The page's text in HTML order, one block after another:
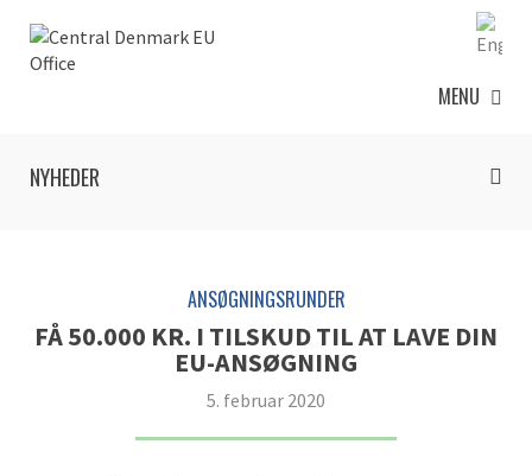
MENU
NYHEDER
ANSØGNINGSRUNDER
FÅ 50.000 KR. I TILSKUD TIL AT LAVE DIN
EU-ANSØGNING
5. februar 2020